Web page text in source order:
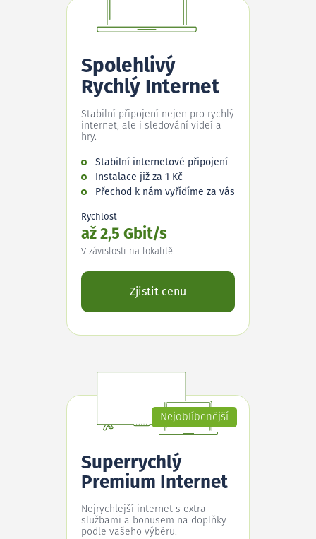
Spolehlivý
Rychlý Internet
Stabilní připojení nejen pro rychlý
internet, ale i sledování videí a
hry.
Stabilní internetové připojení
Instalace již za 1 Kč
Přechod k nám vyřídíme za vás
Rychlost
až 2,5 Gbit/s
V závislosti na lokalitě.
Zjistit cenu
Nejoblíbenější
Superrychlý
Premium Internet
Nejrychlejší internet s extra
službami a bonusem na doplňky
podle vašeho výběru.